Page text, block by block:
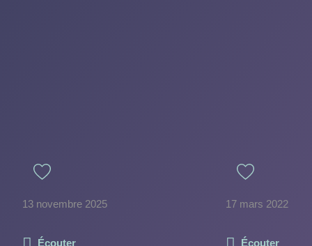
13 novembre 2025
Écouter
17 mars 2022
Écouter